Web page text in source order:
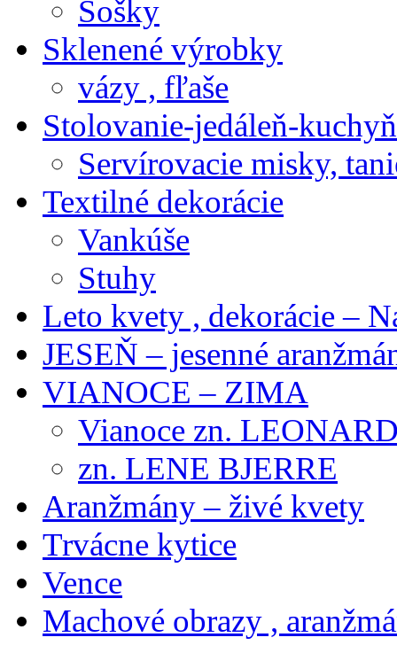
Sošky
Sklenené výrobky
vázy , fľaše
Stolovanie-jedáleň-
Servírovacie misky,
Textilné dekorácie
Vankúše
Stuhy
Leto kvety , dekorácie –
JESEŇ – jesenné
VIANOCE – ZIMA
Vianoce zn.
zn. LENE BJERRE
Aranžmány – živé kvety
Trvácne kytice
Vence
Machové obrazy ,